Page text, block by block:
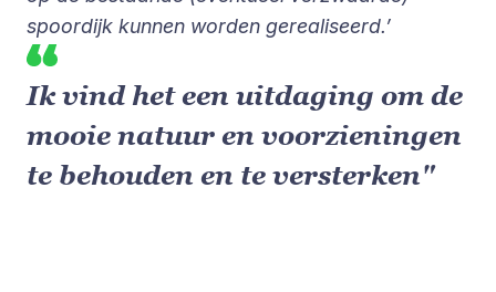
spoordijk kunnen worden gerealiseerd.’
Ik vind het een uitdaging om de
mooie natuur en voorzieningen
te behouden en te versterken"